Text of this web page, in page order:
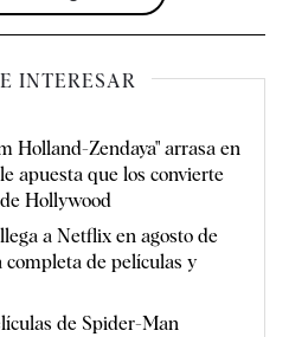
INTERESAR
Holland-Zendaya" arrasa en
apuesta que los convierte
Hollywood
a Netflix en agosto de
completa de películas y
de Spider-Man